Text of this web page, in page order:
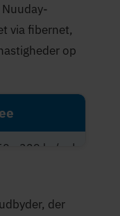
via fibernet,
op
- 329 kr./md.
der